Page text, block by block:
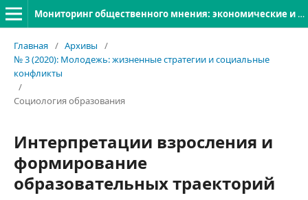
Мониторинг общественного мнения: экономические и социальные перемены
Главная / Архивы
/
№ 3 (2020): Молодежь: жизненные стратегии и социальные
конфликты
/
Социология образования
Интерпретации взросления и
формирование
образовательных траекторий